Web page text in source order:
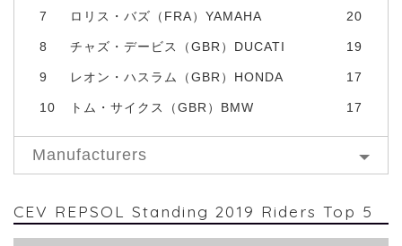
7 ロリス・バズ（FRA）YAMAHA 20
8 チャズ・デービス（GBR）DUCATI 19
9 レオン・ハスラム（GBR）HONDA 17
10 トム・サイクス（GBR）BMW 17
Manufacturers
CEV REPSOL Standing 2019 Riders Top 5